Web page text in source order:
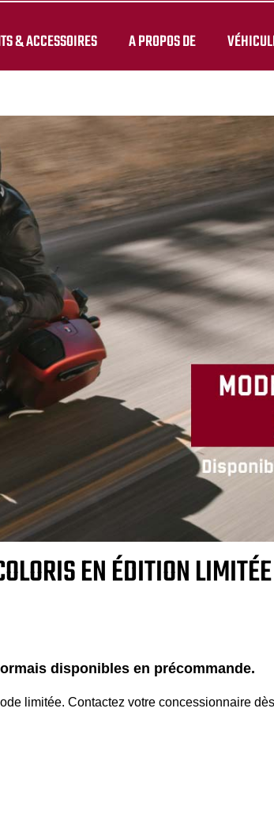
& ACCESSOIRES A PROPOS DE
EN ÉDITION LIMITÉE
disponibles en précommande.
limitée. Contactez votre concessionnaire